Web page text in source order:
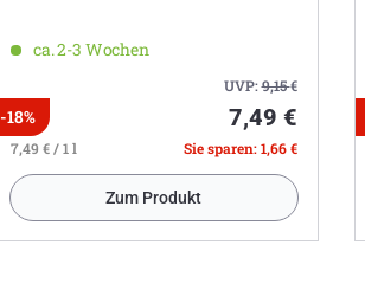
ca. 2-3 Wochen
UVP:9,15€
-18% 7,49 €
7,49 € / 1 l Sie sparen: 1,66 €
Zum Produkt